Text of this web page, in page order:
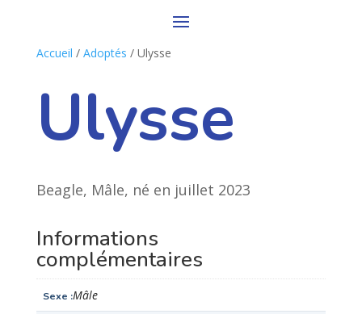
Accueil / Adoptés / Ulysse
Ulysse
Beagle, Mâle, né en juillet 2023
Informations
complémentaires
Sexe Mâle